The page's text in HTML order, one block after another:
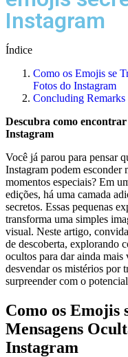
Instagram
Índice
Como os Emojis se
Fotos do Instagram
Concluding ​Remarks
Descubra ‌como encontrar
Instagram
Você ⁢já ​parou para pensar
Instagram podem‌ esconder
momentos especiais? Em⁣
edições, há uma⁤ camada
secretos. Essas⁣ pequenas
transforma uma simples
visual. Neste artigo,
de descoberta,⁤ explorando
⁣ocultos para ‍dar ainda mais
desvendar⁤ os ⁤mistérios por
surpreender com o⁤
Como os Emojis
Mensagens
Instagram